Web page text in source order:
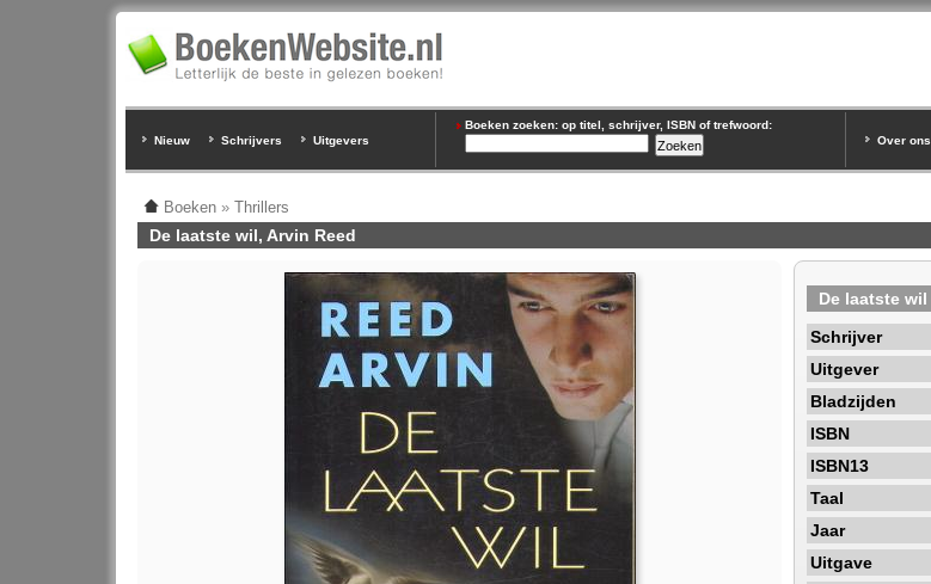
Nieuw Schrijvers Uitgevers
Boeken zoeken: op titel, schrijver, ISBN of trefwoord:
Over ons
Boeken » Thrillers
De laatste wil, Arvin Reed
De laatste wil
Schrijver
Uitgever
Bladzijden
ISBN
ISBN13
Taal
Jaar
Uitgave